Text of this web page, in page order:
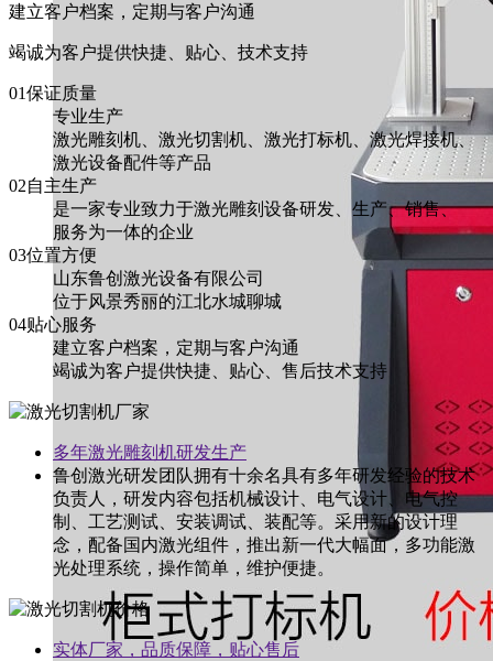
建立客户档案，定期与客户沟通
竭诚为客户提供快捷、贴心、技术支持
01保证质量
专业生产
激光雕刻机、激光切割机、激光打标机、激光焊接机、
激光设备配件等产品
02自主生产
是一家专业致力于激光雕刻设备研发、生产、销售、
服务为一体的企业
03位置方便
山东鲁创激光设备有限公司
位于风景秀丽的江北水城聊城
04贴心服务
建立客户档案，定期与客户沟通
竭诚为客户提供快捷、贴心、售后技术支持
多年激光雕刻机研发生产
鲁创激光研发团队拥有十余名具有多年研发经验的技术
负责人，研发内容包括机械设计、电气设计、电气控
制、工艺测试、安装调试、装配等。采用新的设计理
念，配备国内激光组件，推出新一代大幅面，多功能激
光处理系统，操作简单，维护便捷。
实体厂家，品质保障，贴心售后